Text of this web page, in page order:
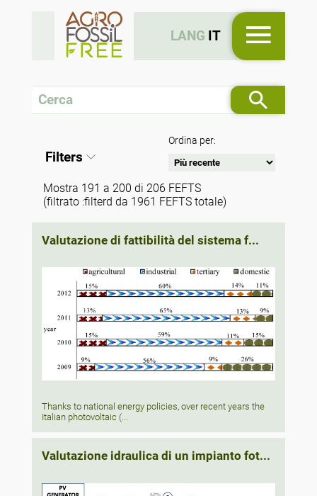
LANG IT
Filters
Ordina per:
Mostra 191 a 200 di 206 FEFTS
(filtrato :filterd da 1961 FEFTS totale)
Valutazione di fattibilità del sistema f...
Thanks to national energy policies, over recent years the
Italian photovoltaic (...
Valutazione idraulica di un impianto fot...